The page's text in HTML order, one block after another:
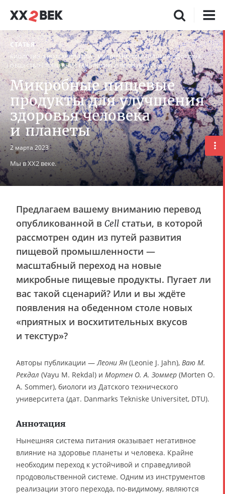
СТАТЬЯ
БИОЛОГИЯ, БИОТЕХНОЛОГИИ
МЕДИЦИНА, ФИЗИОЛОГИЯ, ЗДОРОВЬЕ
ОБЩЕСТВО
ПИЩЕВЫЕ ТЕХНОЛОГИИ И ПРОИЗВОДСТВА
Микробные пищевые
продукты для улучшения
здоровья человека
и планеты
2 марта 2023
Мы в XX2 веке.
Предлагаем вашему вниманию перевод
опубликованной в Cell статьи, в которой
рассмотрен один из путей развития
пищевой промышленности —
масштабный переход на новые
микробные пищевые продукты. Пугает ли
вас такой сценарий? Или и вы ждёте
появления на обеденном столе новых
«приятных и восхитительных вкусов
и текстур»?
Авторы публикации —Леони Ян (Leonie J. Jahn), Ваю М.
Рекдал (Vayu M. Rekdal) и Мортен О. А. Зоммер (Morten O.
A. Sommer), биологи из Датского технического
университета (дат. Danmarks Tekniske Universitet, DTU).
Аннотация
Нынешняя система питания оказывает негативное
влияние на здоровье планеты и человека. Крайне
необходим переход к устойчивой и справедливой
продовольственной системе. Одним из инструментов
реализации этого перехода, по-видимому, являются